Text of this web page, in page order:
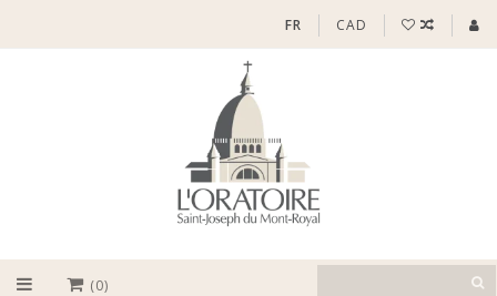
FR CAD
(0)